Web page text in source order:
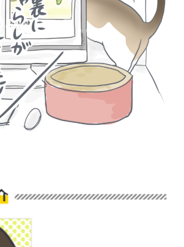
ォロー
アプリをダウンロード済みの方
アプリで開く